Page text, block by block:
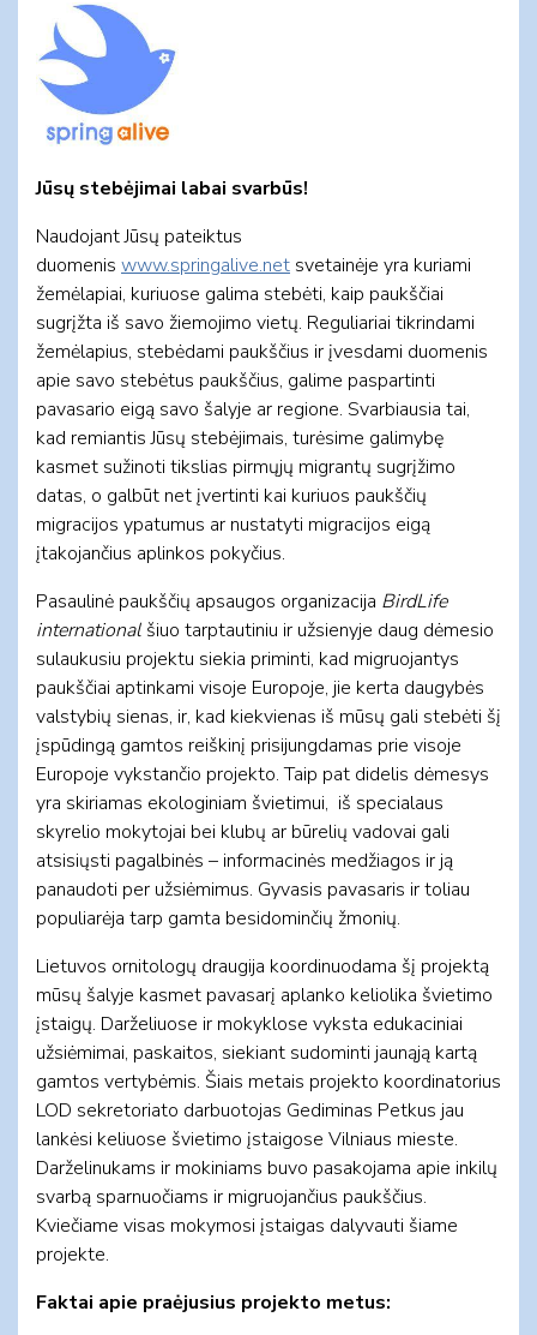
Jūsų stebėjimai labai svarbūs!
Naudojant Jūsų pateiktus
duomenis www.springalive.net svetainėje yra kuriami
žemėlapiai, kuriuose galima stebėti, kaip paukščiai
sugrįžta iš savo žiemojimo vietų. Reguliariai tikrindami
žemėlapius, stebėdami paukščius ir įvesdami duomenis
apie savo stebėtus paukščius, galime paspartinti
pavasario eigą savo šalyje ar regione. Svarbiausia tai,
kad remiantis Jūsų stebėjimais, turėsime galimybę
kasmet sužinoti tikslias pirmųjų migrantų sugrįžimo
datas, o galbūt net įvertinti kai kuriuos paukščių
migracijos ypatumus ar nustatyti migracijos eigą
įtakojančius aplinkos pokyčius.
Pasaulinė paukščių apsaugos organizacija BirdLife
international šiuo tarptautiniu ir užsienyje daug dėmesio
sulaukusiu projektu siekia priminti, kad migruojantys
paukščiai aptinkami visoje Europoje, jie kerta daugybės
valstybių sienas, ir, kad kiekvienas iš mūsų gali stebėti šį
įspūdingą gamtos reiškinį prisijungdamas prie visoje
Europoje vykstančio projekto. Taip pat didelis dėmesys
yra skiriamas ekologiniam švietimui, iš specialaus
skyrelio mokytojai bei klubų ar būrelių vadovai gali
atsisiųsti pagalbinės – informacinės medžiagos ir ją
panaudoti per užsiėmimus. Gyvasis pavasaris ir toliau
populiarėja tarp gamta besidominčių žmonių.
Lietuvos ornitologų draugija koordinuodama šį projektą
mūsų šalyje kasmet pavasarį aplanko keliolika švietimo
įstaigų. Darželiuose ir mokyklose vyksta edukaciniai
užsiėmimai, paskaitos, siekiant sudominti jaunąją kartą
gamtos vertybėmis. Šiais metais projekto koordinatorius
LOD sekretoriato darbuotojas Gediminas Petkus jau
lankėsi keliuose švietimo įstaigose Vilniaus mieste.
Darželinukams ir mokiniams buvo pasakojama apie inkilų
svarbą sparnuočiams ir migruojančius paukščius.
Kviečiame visas mokymosi įstaigas dalyvauti šiame
projekte.
Faktai apie praėjusius projekto metus: